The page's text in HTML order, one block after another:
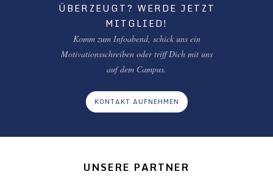
ÜBERZEUGT? WERDE JETZT
MITGLIED!
Komm zum Infoabend, schick uns ein
Motivationsschreiben oder triff Dich mit uns
auf dem Campus.
KONTAKT AUFNEHMEN
UNSERE PARTNER